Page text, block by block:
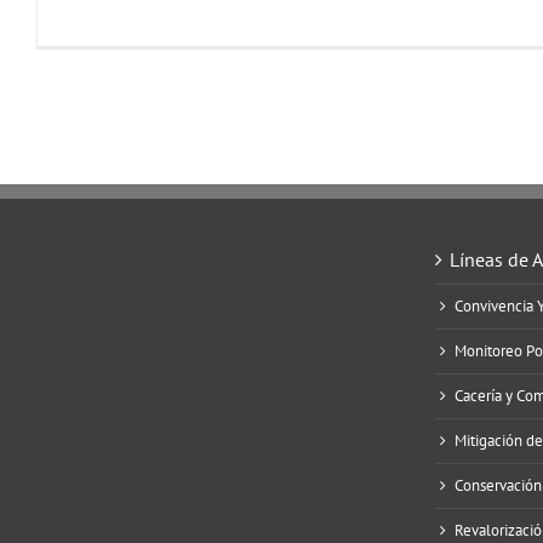
Líneas de
Convivencia
Monitoreo
Cacería y
Mitigación